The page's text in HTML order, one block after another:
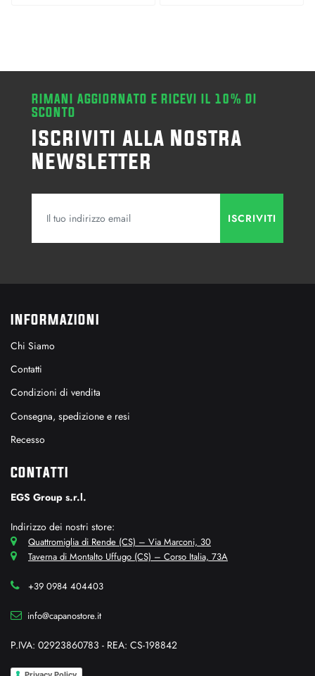
RIMANI AGGIORNATO E RICEVI IL 10% DI
SCONTO
Iscriviti alla Nostra
Newsletter
INFORMAZIONI
Chi Siamo
Contatti
Condizioni di vendita
Consegna, spedizione e resi
Recesso
CONTATTI
EGS Group s.r.l.
Indirizzo dei nostri store:
Quattromiglia di Rende (CS) – Via Marconi, 30
Taverna di Montalto Uffugo (CS) – Corso Italia, 73A
+39 0984 404403
info@capanostore.it
P.IVA: 02923860783 - REA: CS-198842